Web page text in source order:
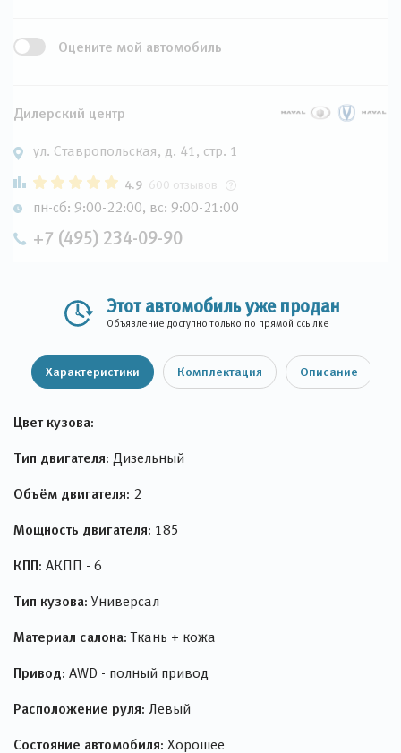
Оцените мой автомобиль
Дилерский центр
ул. Ставропольская, д. 41, стр. 1
4.9 600 отзывов
пн-сб: 9:00-22:00, вс: 9:00-21:00
+7 (495) 234-09-90
Этот автомобиль уже продан
Объявление доступно только по прямой ссылке
Характеристики Комплектация Описание
Цвет кузова:
Тип двигателя: Дизельный
Объём двигателя: 2
Мощность двигателя: 185
КПП: АКПП - 6
Тип кузова: Универсал
Материал салона: Ткань + кожа
Привод: AWD - полный привод
Расположение руля: Левый
Состояние автомобиля: Хорошее